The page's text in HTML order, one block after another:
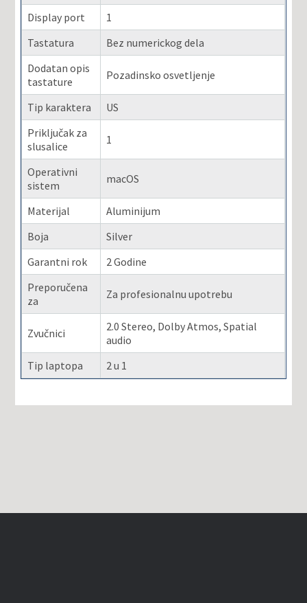
Display port
1
Tastatura
Bez numerickog dela
Dodatan opis
tastature
Pozadinsko osvetljenje
Tip karaktera
US
Priključak za
slusalice
1
Operativni
sistem
macOS
Materijal
Aluminijum
Boja
Silver
Garantni rok
2 Godine
Preporučena
za
Za profesionalnu upotrebu
Zvučnici
2.0 Stereo, Dolby Atmos, Spatial
audio
Tip laptopa
2 u 1